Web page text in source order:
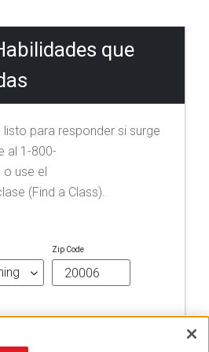
que
para responder si surge
al 1-800-
o use el
(Find a Class).
Zip Code